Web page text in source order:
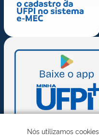
Nós utilizamos